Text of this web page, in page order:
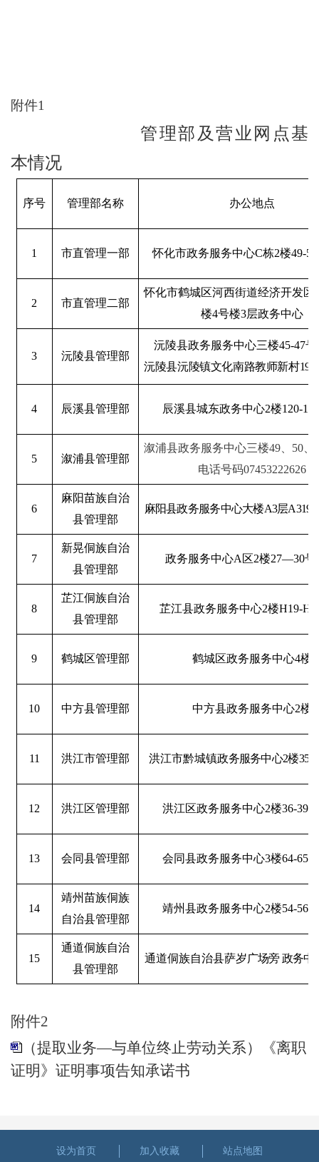
附件1
管理部及营业网点基
本情况
序号 管理部名称 办公地点
1 市直管理一部 怀化市政务服务中心C栋2楼49-54
2 市直管理二部
怀化市鹤城区河西街道经济开发区
楼4号楼3层政务中心
3 沅陵县管理部
沅陵县政务服务中心三楼45-47号
沅陵县沅陵镇文化南路教师新村19
4 辰溪县管理部 辰溪县城东政务中心2楼120-121
5 溆浦县管理部
溆浦县政务服务中心三楼49、50
电话号码07453222626
6
麻阳苗族自治
县管理部
麻阳县政务服务中心大楼A3层A319-
7
新晃侗族自治
县管理部
政务服务中心A区2楼27—30号
8
芷江侗族自治
县管理部
芷江县政务服务中心2楼H19-
9 鹤城区管理部 鹤城区政务服务中心4楼
10 中方县管理部 中方县政务服务中心2楼
11 洪江市管理部 洪江市黔城镇政务服务中心2楼35-
12 洪江区管理部 洪江区政务服务中心2楼36-39
13 会同县管理部 会同县政务服务中心3楼64-65
14
靖州苗族侗族
自治县管理部
靖州县政务服务中心2楼54-56
15
通道侗族自治
县管理部
通道侗族自治县萨岁广场旁 政务中
附件2
（提取业务—与单位终止劳动关系）《离职
证明》证明事项告知承诺书
设为首页 加入收藏 站点地图